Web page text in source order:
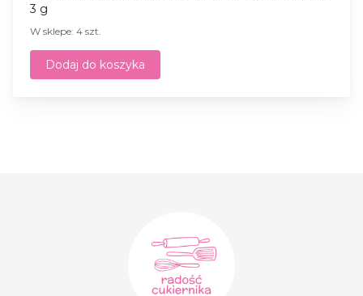
3 g
W sklepe: 4 szt.
Dodaj do koszyka